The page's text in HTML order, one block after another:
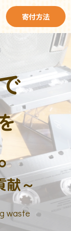
寄付方法
献～
waste